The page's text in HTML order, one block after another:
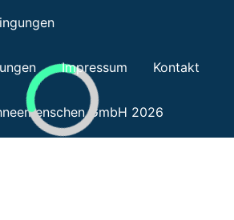
Impressum Kontakt
GmbH 2026